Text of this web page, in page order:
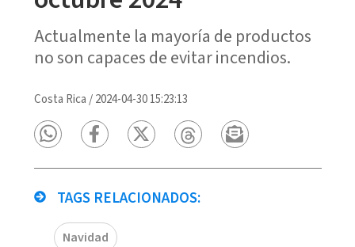
Actualmente la mayoría de productos
no son capaces de evitar incendios.
Costa Rica /2024-04-30 15:23:13
TAGS RELACIONADOS:
Navidad